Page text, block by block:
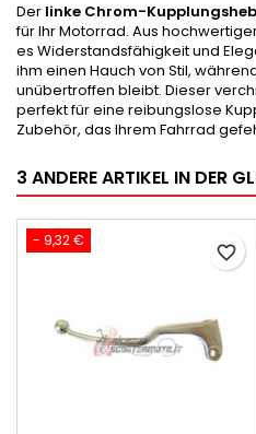
Der linke Chrom-
für Ihr Motorrad. Aus
es Widerstandsfähigkeit und
ihm einen Hauch von Stil,
unübertroffen bleibt. Dieser
perfekt für eine reibungslose
Zubehör, das Ihrem Fahrrad
3 ANDERE ARTIKEL IN DER
- 9,32 €
favorite_border